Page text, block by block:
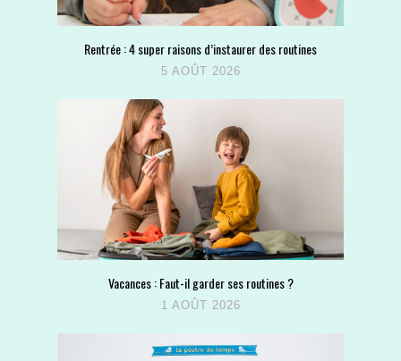
Rentrée : 4 super raisons d’instaurer des routines
5 AOÛT 2026
Vacances : Faut-il garder ses routines ?
1 AOÛT 2026